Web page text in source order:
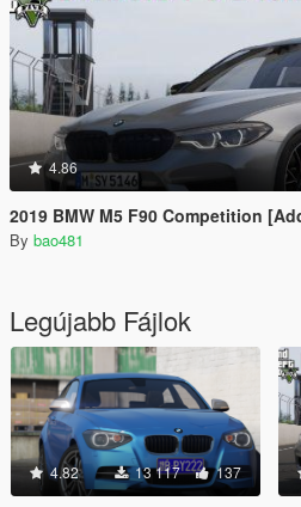
4.86
2019 BMW M5 F90 Competition
By bao481
Legújabb Fájlok
4.82 13 117 137